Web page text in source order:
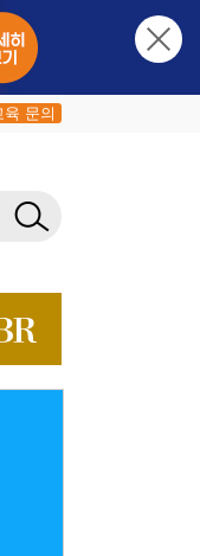
육 문의